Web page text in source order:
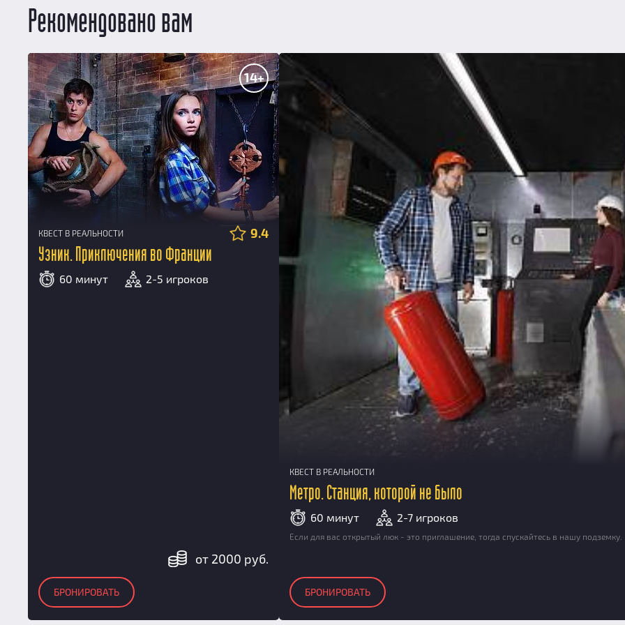
Рекомендовано вам
14+
КВЕСТ В РЕАЛЬНОСТИ 9.4
Узник. Приключения во Франции
60 минут 2-5 игроков
от 2000 руб.
БРОНИРОВАТЬ
КВЕСТ В РЕАЛЬНОСТИ
Метро. Станция, которой не было
60 минут 2-7 игроков
Если для вас открытый люк - это приглашение, тогда спускайтесь в нашу
БРОНИРОВАТЬ